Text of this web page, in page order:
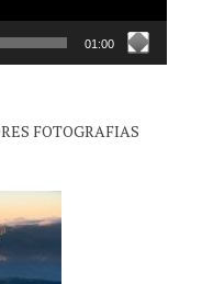
01:00
FOTOGRAFIAS